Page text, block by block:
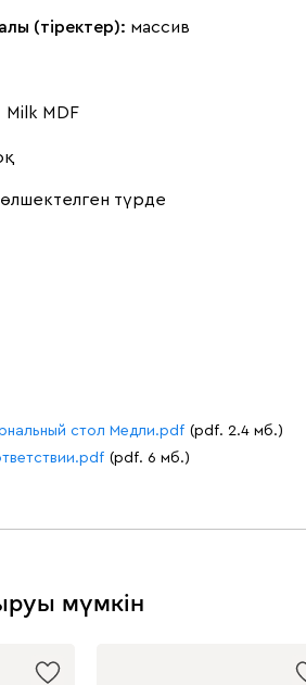
(тіректер): массив
Milk MDF
түрде
стол Медли.pdf (pdf. 2.4 мб.)
(pdf. 6 мб.)
мүмкін